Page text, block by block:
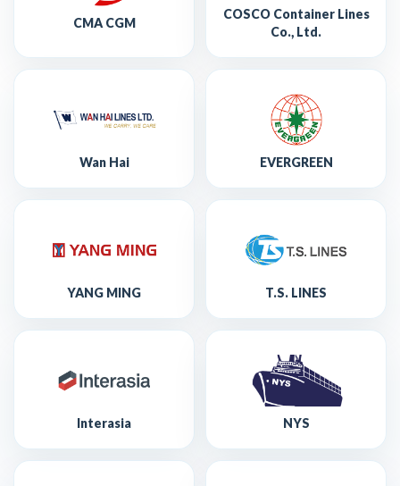
CMA CGM
COSCO Container Lines
Co., Ltd.
Wan Hai EVERGREEN
YANG MING T.S. LINES
Interasia NYS